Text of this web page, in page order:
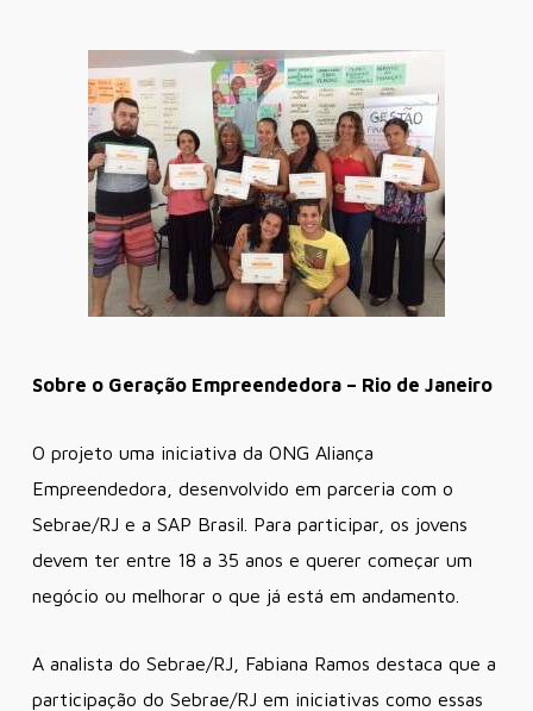
Sobre o Geração Empreendedora – Rio de Janeiro
O projeto uma iniciativa da ONG Aliança
Empreendedora, desenvolvido em parceria com o
Sebrae/RJ e a SAP Brasil. Para participar, os jovens
devem ter entre 18 a 35 anos e querer começar um
negócio ou melhorar o que já está em andamento.
A analista do Sebrae/RJ, Fabiana Ramos destaca que a
participação do Sebrae/RJ em iniciativas como essas